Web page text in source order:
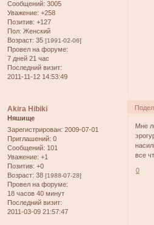
Сообщений: 3005
Уважение: +258
Позитив: +127
Пол: Женский
Возраст: 35 [1991-02-06]
Провел на форуме:
7 дней 21 час
Последний визит:
2011-11-12 14:53:49
Akira Hibiki
Няшище
Зарегистрирован: 2009-07-01
Приглашений: 0
Сообщений: 101
Уважение: +1
Позитив: +0
Возраст: 38 [1988-07-28]
Провел на форуме:
18 часов 40 минут
Последний визит:
2011-03-09 21:57:47
Мне
все
0